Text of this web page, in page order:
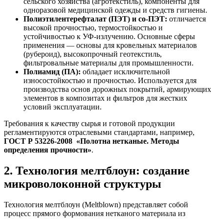
одноразовой медицинской одежды и средств гигиены.
Полиэтилентерефталат (ПЭТ) и со-ПЭТ: отличается
высокой прочностью, термостойкостью и
устойчивостью к УФ-излучению. Основные сферы
применения — основы для кровельных материалов
(рубероид), высокопрочный геотекстиль,
фильтровальные материалы для промышленности.
Полиамид (ПА): обладает исключительной
износостойкостью и прочностью. Используется для
производства основ дорожных покрытий, армирующих
элементов в композитах и фильтров для жестких
условий эксплуатации.
Требования к качеству сырья и готовой продукции
регламентируются отраслевыми стандартами, например,
ГОСТ Р 53226-2008 «Полотна нетканые. Методы
определения прочности».
2. Технология мелтблоун: создание
микроволоконной структуры
Технология мелтблоун (Meltblown) представляет собой
процесс прямого формования нетканого материала из